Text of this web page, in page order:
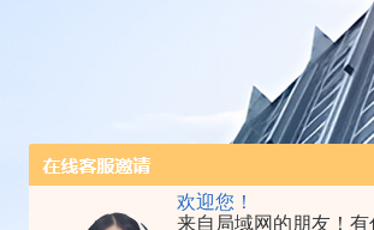
欢迎您！
来自局域网的朋友！有